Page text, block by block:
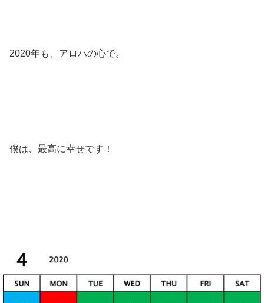
2020年も、アロハの心で。
僕は、最高に幸せです！